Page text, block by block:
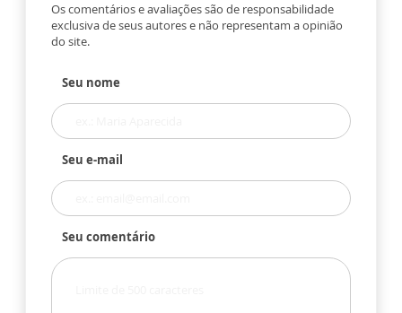
Os comentários e avaliações são de responsabilidade
exclusiva de seus autores e não representam a opinião
do site.
Seu nome
Seu e-mail
Seu comentário